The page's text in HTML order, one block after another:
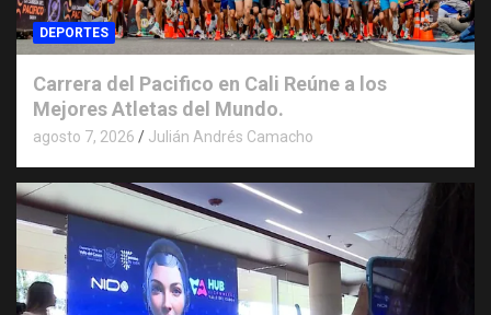
DEPORTES
Carrera del Pacifico en Cali Reúne a los
Mejores Atletas del Mundo.
agosto 7, 2026 Julián Andrés Camacho